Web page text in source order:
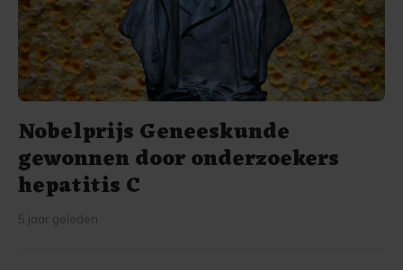
Nobelprijs Geneeskunde
gewonnen door onderzoekers
hepatitis C
5 jaar geleden